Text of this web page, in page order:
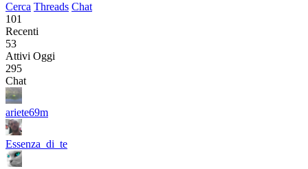
Cerca Threads Chat
101
Recenti
53
Attivi Oggi
295
Chat
ariete69m
Essenza_di_te